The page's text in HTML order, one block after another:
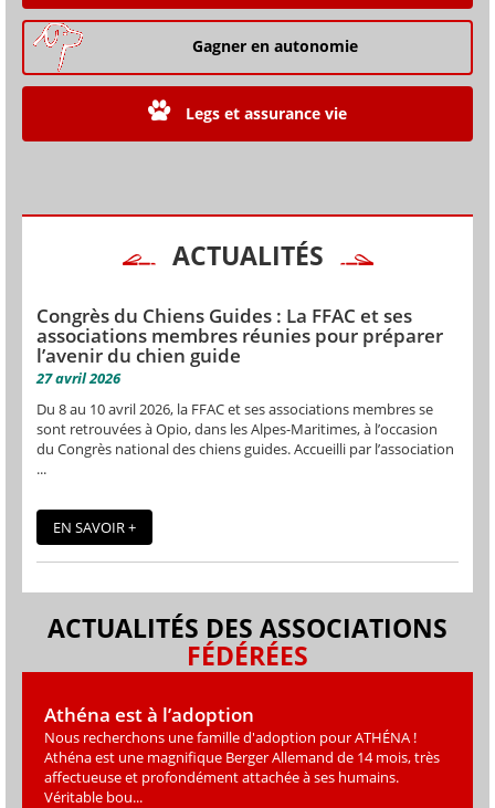
Gagner en autonomie
Legs et assurance vie
ACTUALITÉS
Congrès du Chiens Guides : La FFAC et ses
associations membres réunies pour préparer
l’avenir du chien guide
27 avril 2026
Du 8 au 10 avril 2026, la FFAC et ses associations membres se
sont retrouvées à Opio, dans les Alpes-Maritimes, à l’occasion
du Congrès national des chiens guides. Accueilli par l’association
...
EN SAVOIR +
ACTUALITÉS DES ASSOCIATIONS
FÉDÉRÉES
Athéna est à l’adoption
Nous recherchons une famille d'adoption pour ATHÉNA !
Athéna est une magniﬁque Berger Allemand de 14 mois, très
affectueuse et profondément attachée à ses humains.
Véritable bou...